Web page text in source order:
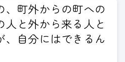
、町外からの町への
人と外から来る人と
、自分にはできるん